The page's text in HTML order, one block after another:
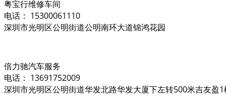
粤宝行维修车间
电话： 15300061110
深圳市光明区公明街道公明南环大道锦鸿花园
倍力驰汽车服务
电话： 13691752009
深圳市光明区公明街道华发北路华发大厦下左转500米吉友盈1